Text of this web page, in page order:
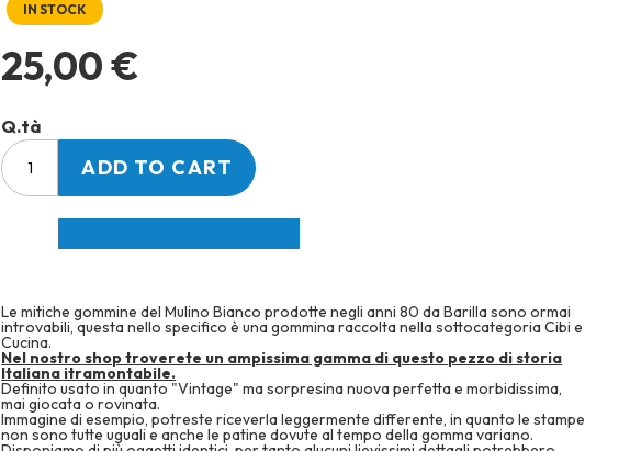
IN STOCK
25,00 €
Q.tà
ADD TO CART
Le mitiche gommine del Mulino Bianco prodotte negli anni 80 da Barilla sono ormai
introvabili, questa nello specifico è una gommina raccolta nella sottocategoria Cibi e
Cucina.
Nel nostro shop troverete un ampissima gamma di questo pezzo di storia
Italiana itramontabile.
Definito usato in quanto "Vintage" ma sorpresina nuova perfetta e morbidissima,
mai giocata o rovinata.
Immagine di esempio, potreste riceverla leggermente differente, in quanto le stampe
non sono tutte uguali e anche le patine dovute al tempo della gomma variano.